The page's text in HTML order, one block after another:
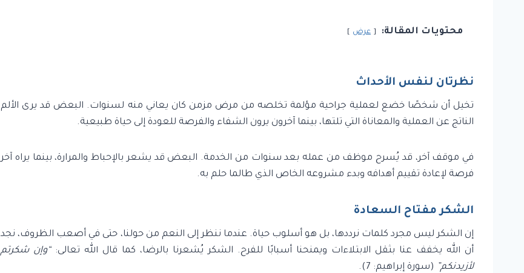
محتويات المقالة: عرض
نظرتان لنفس الأحداث
تخيل أن شخصًا خضع لعملية جراحية مؤلمة تخلصه من مرض مزمن كان يعاني منه لسنوات. البعض قد يرى الألم
الناتج عن العملية والمعاناة التي تلتها، بينما آخرون يرون الشفاء والفرصة للعودة إلى حياة طبيعية.
في موقف آخر، قد يُسرح موظف من عمله بعد سنوات من الخدمة. البعض قد يشعر بالإحباط والمرارة، بينما يراه آخر
فرصة لإعادة تقييم أهدافه وبدء مشروعه الخاص الذي طالما حلم به.
الشكر مفتاح السعادة
إن الشكر ليس مجرد كلمات نرددها، بل هو أسلوب حياة. عندما ننظر إلى النعم من حولنا، حتى في أصعب الظروف، نجد
أن الله يخفف عنا بثقل الابتلاءات ويمنحنا أسبابًا للفرح. الشكر يُشعرنا بالرضا، كما قال الله تعالى:“وإن شكرتم
لأزيدنكم” (سورة إبراهيم: 7).